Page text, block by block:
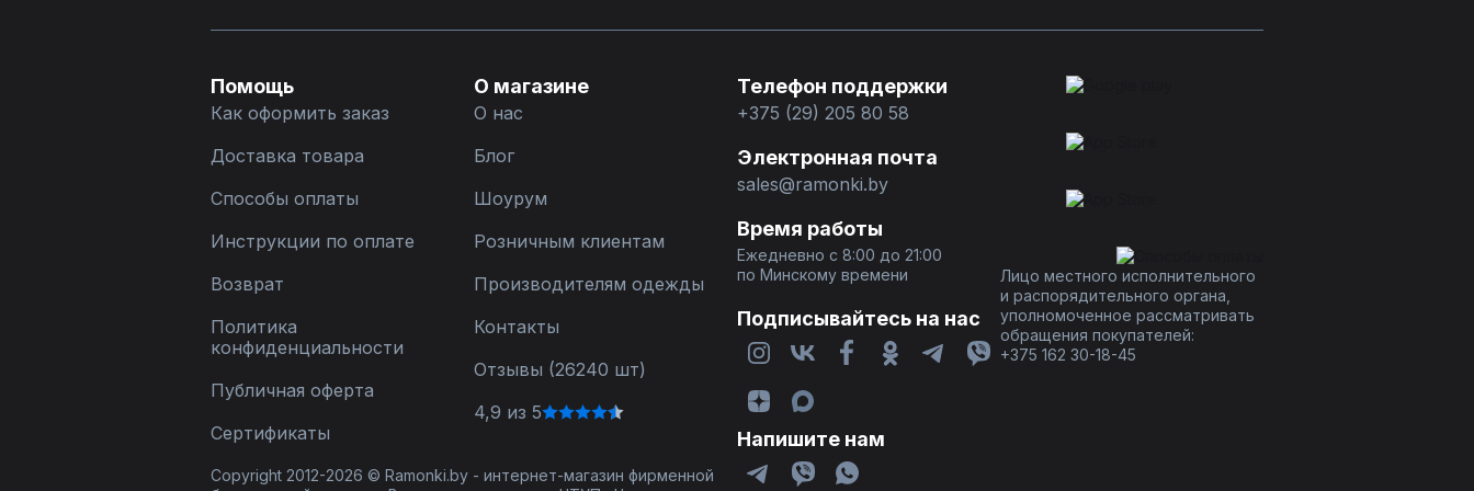
Помощь
Как оформить заказ
Доставка товара
Способы оплаты
Инструкции по оплате
Возврат
Политика
конфиденциальности
Публичная оферта
Сертификаты
О магазине
О нас
Блог
Шоурум
Розничным клиентам
Производителям одежды
Контакты
Отзывы (26240 шт)
4,9 из 5
Телефон поддержки
+375 (29) 205 80 58
Электронная почта
sales@ramonki.by
Время работы
Ежедневно с 8:00 до 21:00
по Минскому времени
Подписывайтесь на нас
Напишите нам
Лицо местного исполнительного
и распорядительного органа,
уполномоченное рассматривать
обращения покупателей:
+375 162 30-18-45
Copyright 2012-2026 © Ramonki.by - интернет-магазин фирменной